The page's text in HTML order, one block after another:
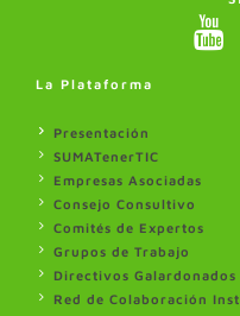
La Plataforma
Presentación
SUMATenerTIC
Empresas Asociadas
Consejo Consultivo
Comités de Expertos
Grupos de Trabajo
Directivos Galardonados
Red de Colaboración